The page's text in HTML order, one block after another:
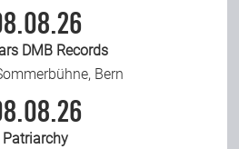
DMB Records
Bern
Patriarchy